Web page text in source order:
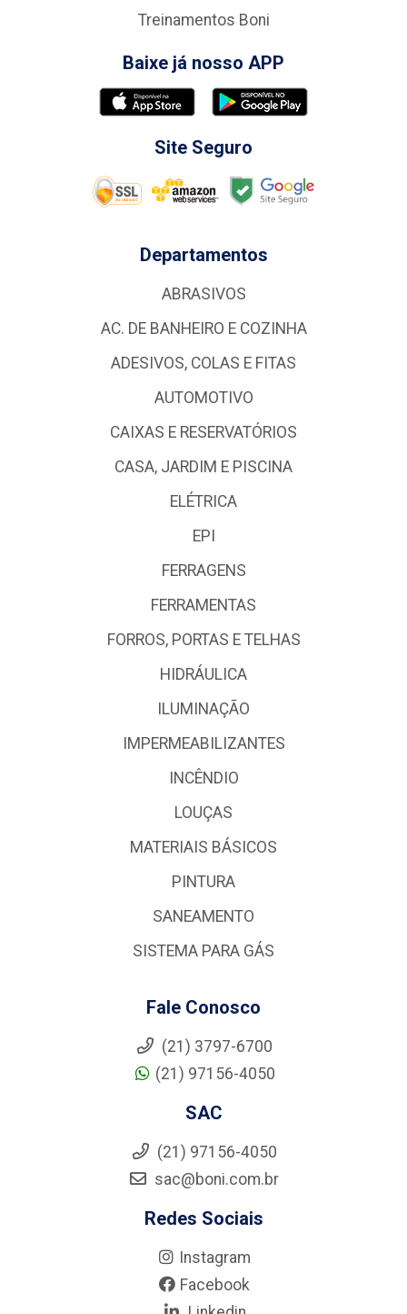
Treinamentos Boni
Baixe já nosso APP
Site Seguro
Departamentos
ABRASIVOS
AC. DE BANHEIRO E COZINHA
ADESIVOS, COLAS E FITAS
AUTOMOTIVO
CAIXAS E RESERVATÓRIOS
CASA, JARDIM E PISCINA
ELÉTRICA
EPI
FERRAGENS
FERRAMENTAS
FORROS, PORTAS E TELHAS
HIDRÁULICA
ILUMINAÇÃO
IMPERMEABILIZANTES
INCÊNDIO
LOUÇAS
MATERIAIS BÁSICOS
PINTURA
SANEAMENTO
SISTEMA PARA GÁS
Fale Conosco
(21) 3797-6700
(21) 97156-4050
SAC
(21) 97156-4050
sac@boni.com.br
Redes Sociais
Instagram
Facebook